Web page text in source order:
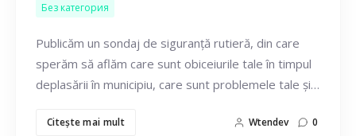
Без категория
Publicăm un sondaj de siguranță rutieră, din care
sperăm să aflăm care sunt obiceiurile tale în timpul
deplasării în municipiu, care sunt problemele tale și…
Citeşte mai mult Wtendev 0